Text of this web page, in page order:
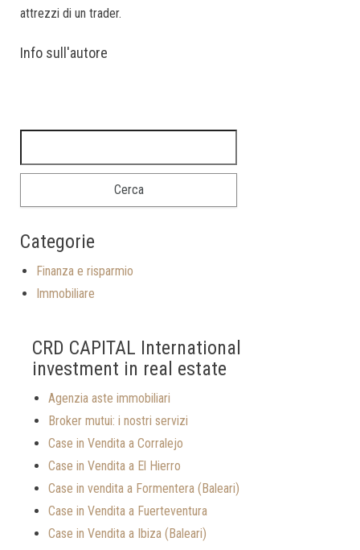
attrezzi di un trader.
Info sull'autore
Categorie
Finanza e risparmio
Immobiliare
CRD CAPITAL International
investment in real estate
Agenzia aste immobiliari
Broker mutui: i nostri servizi
Case in Vendita a Corralejo
Case in Vendita a El Hierro
Case in vendita a Formentera (Baleari)
Case in Vendita a Fuerteventura
Case in Vendita a Ibiza (Baleari)